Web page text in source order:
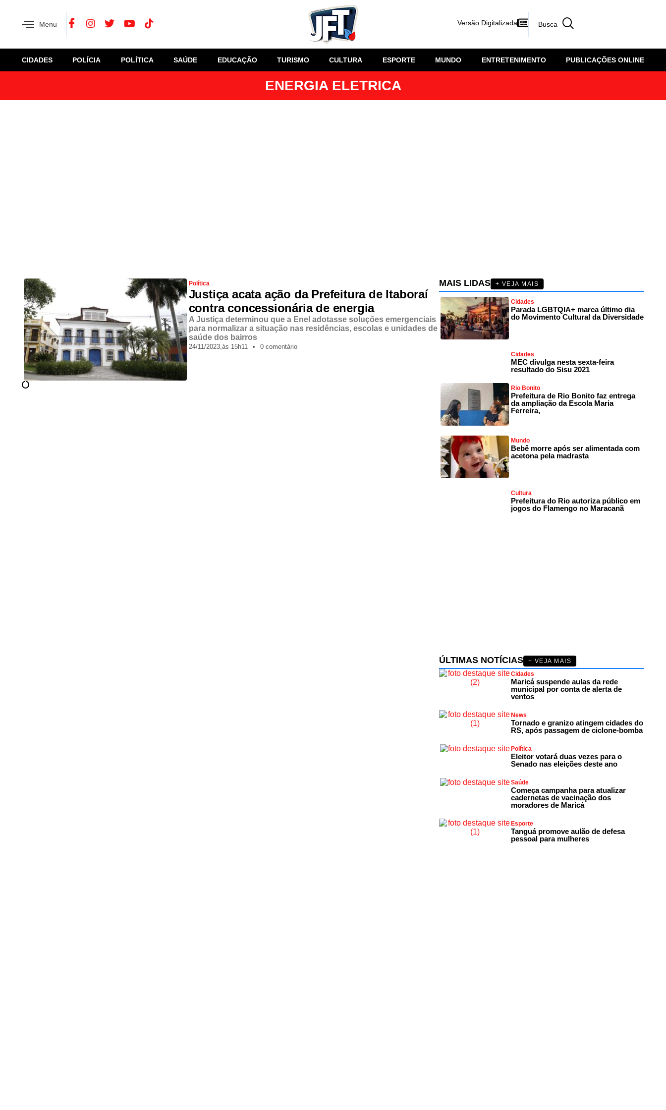
Menu Versão Digitalizada
CIDADES POLÍCIA POLÍTICA SAÚDE EDUCAÇÃO TURISMO CULTURA ESPORTE MUNDO ENTRETENIMENTO PUBLICAÇÕES ONLINE
ENERGIA ELETRICA
Política
Justiça acata ação da Prefeitura de Itaboraí
contra concessionária de energia
A Justiça determinou que a Enel adotasse soluções emergenciais
para normalizar a situação nas residências, escolas e unidades de
saúde dos bairros
24/11/2023,às 15h11 • 0 comentário
MAIS LIDAS + VEJA MAIS
Cidades
Parada LGBTQIA+ marca último dia
do Movimento Cultural da Diversidade
Cidades
MEC divulga nesta sexta-feira
resultado do Sisu 2021
Rio Bonito
Prefeitura de Rio Bonito faz entrega
da ampliação da Escola Maria
Ferreira,
Mundo
Bebê morre após ser alimentada com
acetona pela madrasta
Cultura
Prefeitura do Rio autoriza público em
jogos do Flamengo no Maracanã
ÚLTIMAS NOTÍCIAS
+ VEJA MAIS
Cidades
Maricá suspende aulas da rede
municipal por conta de alerta de
ventos
News
Tornado e granizo atingem cidades do
RS, após passagem de ciclone-bomba
Política
Eleitor votará duas vezes para o
Senado nas eleições deste ano
Saúde
Começa campanha para atualizar
cadernetas de vacinação dos
moradores de Maricá
Esporte
Tanguá promove aulão de defesa
pessoal para mulheres